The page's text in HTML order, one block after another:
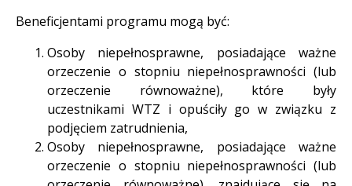
Beneficjentami programu mogą być:
Osoby niepełnosprawne, posiadające ważne
orzeczenie o stopniu niepełnosprawności (lub
orzeczenie równoważne), które były
uczestnikami WTZ i opuściły go w związku z
podjęciem zatrudnienia,
Osoby niepełnosprawne, posiadające ważne
orzeczenie o stopniu niepełnosprawności (lub